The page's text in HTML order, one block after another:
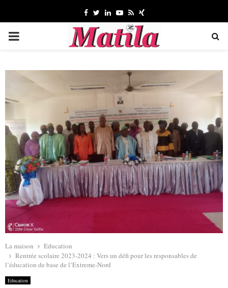
Facebook
TwitterLinkedinYoutube
RssXing
MENU
La maison
Education
Rentrée scolaire 2023-2024 : Vers un défi pour les responsables de
l’éducation de base de l’Extreme-Nord
Education